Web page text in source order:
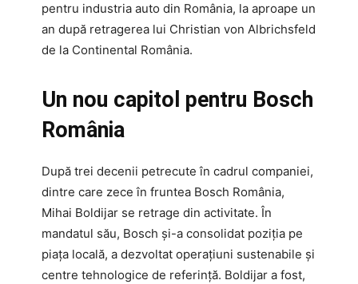
pentru industria auto din România, la aproape un
an după retragerea lui Christian von Albrichsfeld
de la Continental România.
Un nou capitol pentru Bosch
România
După trei decenii petrecute în cadrul companiei,
dintre care zece în fruntea Bosch România,
Mihai Boldijar se retrage din activitate. În
mandatul său, Bosch și-a consolidat poziția pe
piața locală, a dezvoltat operațiuni sustenabile și
centre tehnologice de referință. Boldijar a fost,